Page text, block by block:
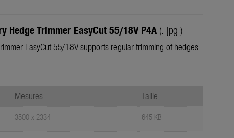
Hedge Trimmer EasyCut 55/18V P4A (. jpg )
EasyCut 55/18V supports regular trimming of hedges
Mesures Taille
3500 x 2334 645 KB